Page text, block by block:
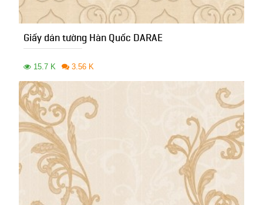
Giấy dán tường Hàn Quốc DARAE
15.7 K 3.56 K